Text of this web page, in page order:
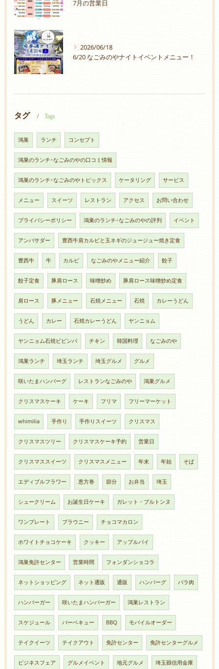
7月の営業日
2026/06/18
6/20 なごみのやナイトイベントメニュー！
タグ Tags
鴻巣 ランチ コンセプト
鴻巣のランチ･なごみのやの口コミ情報
鴻巣のランチ･なごみのやトピックス ケータリング サービス
メニュー スイーツ レストラン アクセス お問い合わせ
プライバシーポリシー 鴻巣のランチ･なごみのやの評判 イベント
アンバサダー 豊西牛肩カルビと玉ネギのジュージュー焼き定食
豊西牛 牛 カルビ なごみのやメニュー紹介 餃子
餃子定食 豚肩ロース 味噌炒め 豚肩ロース味噌炒め定食
肩ロース 豚メニュー 石焼メニュー 石焼 カレーうどん
うどん カレー 石焼カレーうどん ヤンニョム
ヤンニョム石焼ビビンバ チキン 韓国料理 なごみのや
鴻巣ランチ 埼玉ランチ 埼玉グルメ グルメ
咲いたまハンバーグ レストランなごみのや 鴻巣グルメ
クリスマスケーキ ケーキ フリマ フリーマーケット
whimilia 手作り 手作りスイーツ クリスマス
クリスマスツリー クリスマスケーキ予約 営業日
クリスマススイーツ クリスマスメニュー 年末 年始 そば
エディブルフラワー 恵方巻 節分 お弁当 埼玉
シュークリーム お誕生日ケーキ ガレット・ブルトンヌ
ワンプレート ブラウニー チョコマカロン
ホワイトチョコケーキ クッキー アップルパイ
鴻巣免許センター 営業時間 フォンダンショコラ
ネットショッピング ネット通販 通販 ハンバーグ バラ肉
ハンバーガー 咲いたまハンバーガー 鴻巣レストラン
スケジュール バーベキュー BBQ モバイルオーダー
テイクイーツ テイクアウト 免許センター 免許センターグルメ
ビジネスフェア グルメイベント 地元グルメ 埼玉縣信用金庫